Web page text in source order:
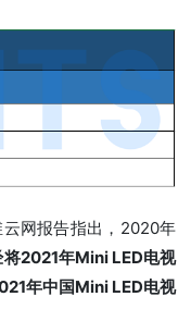
网报告指出，2020年
2021年Mini LED电视
年中国Mini LED电视